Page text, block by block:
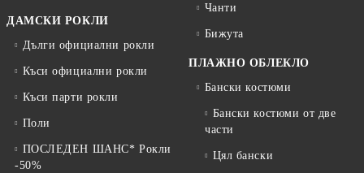
ДАМСКИ РОКЛИ
Дълги официални рокли
Къси официални рокли
Къси парти рокли
Поли
ПОСЛЕДЕН ШАНС* Рокли
-50%
Чанти
Бижута
ПЛАЖНО ОБЛЕКЛО
Бански костюми
Бански костюми от две
части
Цял бански